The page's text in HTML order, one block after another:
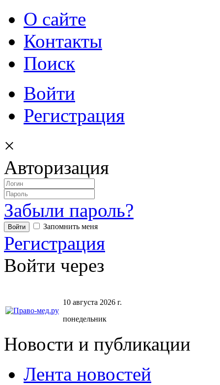
О сайте
Контакты
Поиск
Войти
Регистрация
×
Авторизация
Забыли пароль?
Запомнить меня
Регистрация
Войти через
10 августа 2026 г.
понедельник
Новости и публикации
Лента новостей